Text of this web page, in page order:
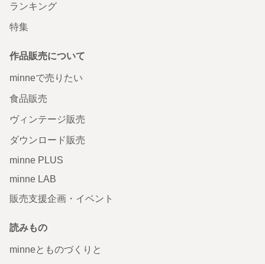
ランキング
特集
作品販売について
minneで売りたい
食品販売
ヴィンテージ販売
ダウンロード販売
minne PLUS
minne LAB
販売支援企画・イベント
読みもの
minneとものづくりと